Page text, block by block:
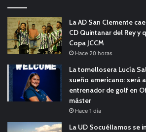
La AD San Clemente
CD Quintanar del Rey y
Copa JCCM
Hace 20 horas
La tomellosera Lucía
sueño americano: será
entrenador de golf en
máster
Hace 1 día
La UD Socuéllamos se